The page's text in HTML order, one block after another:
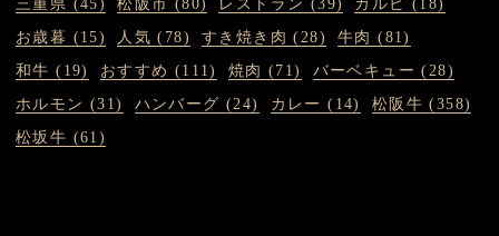
三重県 (45)
松阪市 (80) レストラン (39)
カルビ (18)
お歳暮 (15)
人気 (78) すき焼き肉 (28)
牛肉 (81)
和牛 (19)
おすすめ (111) 焼肉 (71)
バーベキュー (28)
ホルモン (31)
ハンバーグ (24) カレー (14)
松阪牛 (358)
松坂牛 (61)